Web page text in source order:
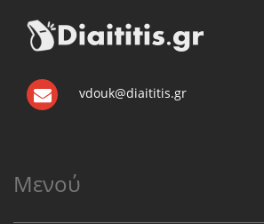
vdouk@diaititis.gr
Μενού